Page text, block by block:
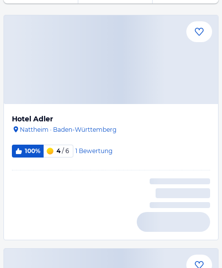
Hotel Adler
Nattheim · Baden-Württemberg
100% 4/ 6 1 Bewertung